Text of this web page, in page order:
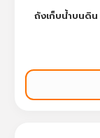
ถังเก็บน้ำบนดิ